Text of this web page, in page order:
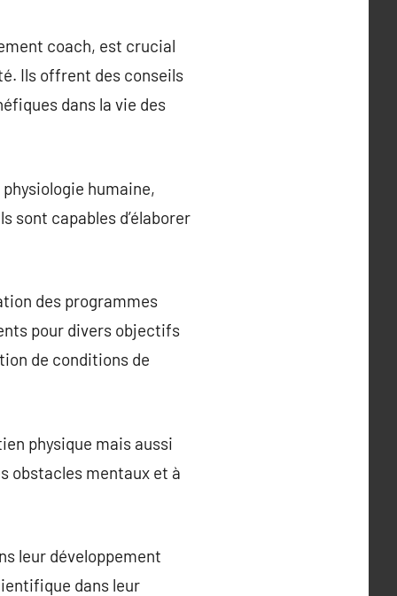
coach, est crucial
Ils offrent des conseils
dans la vie des
humaine,
sont capables d’élaborer
des programmes
pour divers objectifs
de conditions de
physique mais aussi
obstacles mentaux et à
leur développement
dans leur